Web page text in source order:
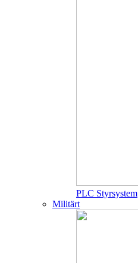
PLC Styrsystem
Militärt